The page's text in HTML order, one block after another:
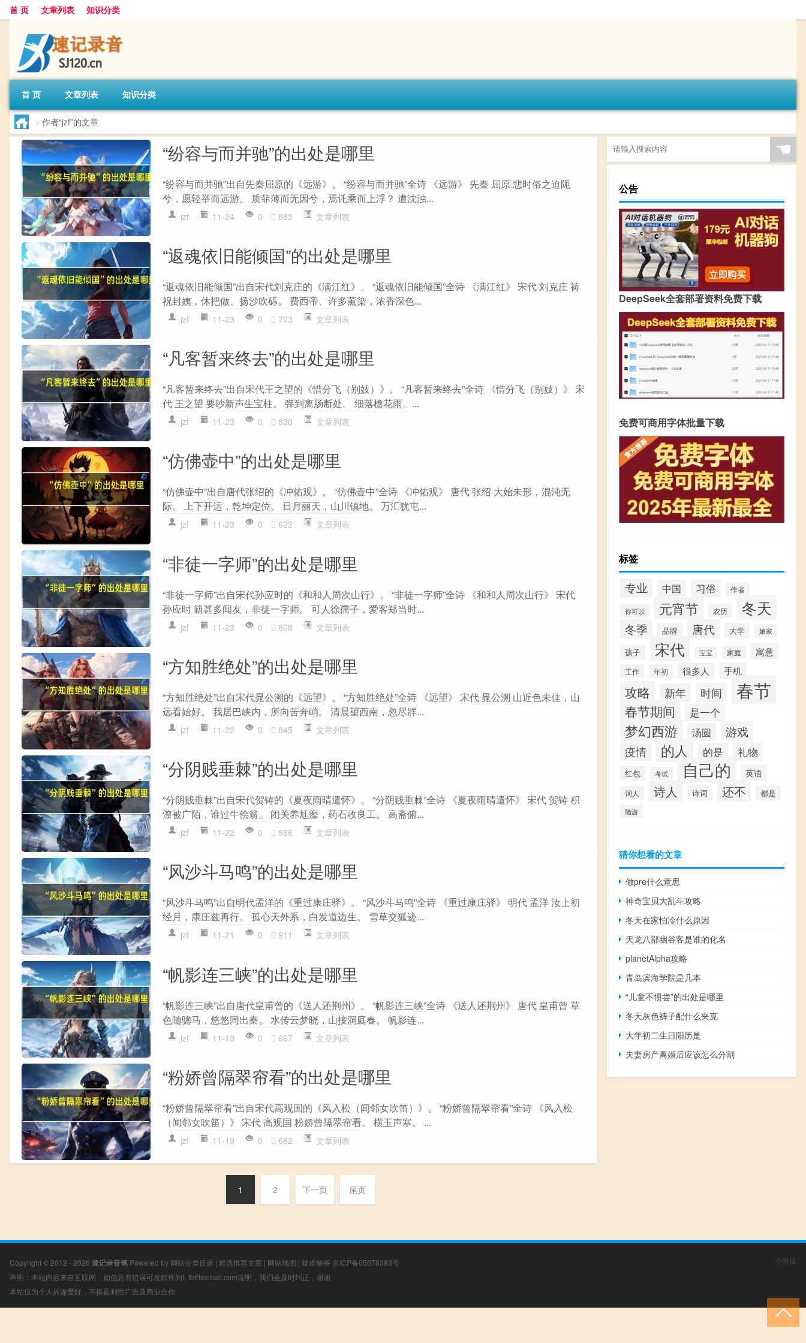
首 页 文章列表 知识分类
首 页 文章列表 知识分类
> 作者“jzf”的文章
“纷容与而并驰”的出处是哪里
“纷容与而并驰”出自先秦屈原的《远游》。 “纷容与而并驰”全诗 《远游》 先秦 屈原 悲时俗之迫阨
兮，愿轻举而远游。 质菲薄而无因兮，焉讬乘而上浮？ 遭沈浊...
jzf 11-24 0 883 文章列表
“返魂依旧能倾国”的出处是哪里
“返魂依旧能倾国”出自宋代刘克庄的《满江红》。 “返魂依旧能倾国”全诗 《满江红》 宋代 刘克庄 祷
祝封姨，休把做、扬沙吹砾。 费西帝、许多薰染，浓香深色...
jzf 11-23 0 703 文章列表
“凡客暂来终去”的出处是哪里
“凡客暂来终去”出自宋代王之望的《惜分飞（别妓）》。 “凡客暂来终去”全诗 《惜分飞（别妓）》 宋
代 王之望 要眇新声生宝柱。 弹到离肠断处。 细落檐花雨。...
jzf 11-23 0 830 文章列表
“仿佛壶中”的出处是哪里
“仿佛壶中”出自唐代张绍的《冲佑观》。 “仿佛壶中”全诗 《冲佑观》 唐代 张绍 大始未形，混沌无
际。 上下开运，乾坤定位。 日月丽天，山川镇地。 万汇犹屯...
jzf 11-23 0 622 文章列表
“非徒一字师”的出处是哪里
“非徒一字师”出自宋代孙应时的《和和人周次山行》。 “非徒一字师”全诗 《和和人周次山行》 宋代
孙应时 籍甚多闻友，非徒一字师。 可人徐孺子，爱客郑当时...
jzf 11-23 0 808 文章列表
“方知胜绝处”的出处是哪里
“方知胜绝处”出自宋代晁公溯的《远望》。 “方知胜绝处”全诗 《远望》 宋代 晁公溯 山近色未佳，山
远看始好。 我居巴峡内，所向苦奔峭。 清晨望西南，忽尽牂...
jzf 11-22 0 845 文章列表
“分阴贱垂棘”的出处是哪里
“分阴贱垂棘”出自宋代贺铸的《夏夜雨晴遣怀》。 “分阴贱垂棘”全诗 《夏夜雨晴遣怀》 宋代 贺铸 积
潦被广陌，谁过牛侩翁。 闭关养尪瘵，药石收良工。 高斋俯...
jzf 11-22 0 986 文章列表
“风沙斗马鸣”的出处是哪里
“风沙斗马鸣”出自明代孟洋的《重过康庄驿》。 “风沙斗马鸣”全诗 《重过康庄驿》 明代 孟洋 汝上初
经月，康庄兹再行。 孤心天外系，白发道边生。 雪草交狐迹...
jzf 11-21 0 911 文章列表
“帆影连三峡”的出处是哪里
“帆影连三峡”出自唐代皇甫曾的《送人还荆州》。 “帆影连三峡”全诗 《送人还荆州》 唐代 皇甫曾 草
色随骢马，悠悠同出秦。 水传云梦晓，山接洞庭春。 帆影连...
jzf 11-19 0 667 文章列表
“粉娇曾隔翠帘看”的出处是哪里
“粉娇曾隔翠帘看”出自宋代高观国的《风入松（闻邻女吹笛）》。 “粉娇曾隔翠帘看”全诗 《风入松
（闻邻女吹笛）》 宋代 高观国 粉娇曾隔翠帘看。 横玉声寒。 ...
jzf 11-19 0 682 文章列表
1 2 下一页 尾页
☚
公告
DeepSeek全套部署资料免费下载
免费可商用字体批量下载
标签
专业 中国 习俗 作者
你可以 元宵节 农历 冬天
冬季 品牌 唐代 大学 娘家
孩子 宋代 宝宝 家庭 寓意
工作 年初 很多人 手机
攻略 新年 时间 春节
春节期间 是一个
梦幻西游 汤圆 游戏
疫情 的人 的是 礼物
红包 考试 自己的 英语
词人 诗人 诗词 还不 都是
陆游
猜你想看的文章
做pre什么意思
神奇宝贝大乱斗攻略
冬天在家怕冷什么原因
天龙八部幽谷客是谁的化名
planetAlpha攻略
青岛滨海学院是几本
“儿童不惯尝”的出处是哪里
冬天灰色裤子配什么夹克
大年初二生日阳历是
夫妻房产离婚后应该怎么分割
Copyright © 2012 - 2026 速记录音笔 Powered by 网站分类目录 | 精选推荐文章 | 网站地图 | 疑难解答 京ICP备05078383号
声明：本站内容来自互联网，如信息有错误可发邮件到f_fb#foxmail.com说明，我们会及时纠正，谢谢
本站仅为个人兴趣爱好，不接盈利性广告及商业合作
小男孩